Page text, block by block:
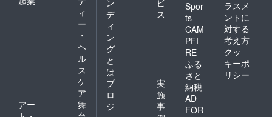
ィ
ー
・
ヘ
ル
ス
ケ
ア
アー
舞
ン
デ
ィ
ン
グ
と
は
ビ
ス
プ
ロ
ジ
実
施
事
Spor
ts
CAM
PFI
RE
ふる
さと
納税
AD
FOR
ラスメ
ントに
対する
考え方
クッ
キーポ
リシー